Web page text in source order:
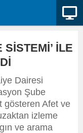
İLE
Dairesi
Şube
gösteren Afet ve
izleme
ve arama